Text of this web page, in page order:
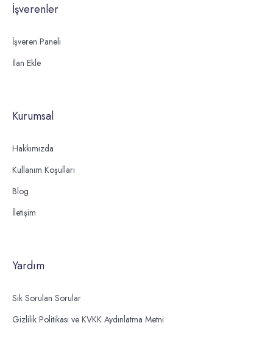
İşverenler
İşveren Paneli
İlan Ekle
Kurumsal
Hakkımızda
Kullanım Koşulları
Blog
İletişim
Yardım
Sık Sorulan Sorular
Gizlilik Politikası ve KVKK Aydınlatma Metni